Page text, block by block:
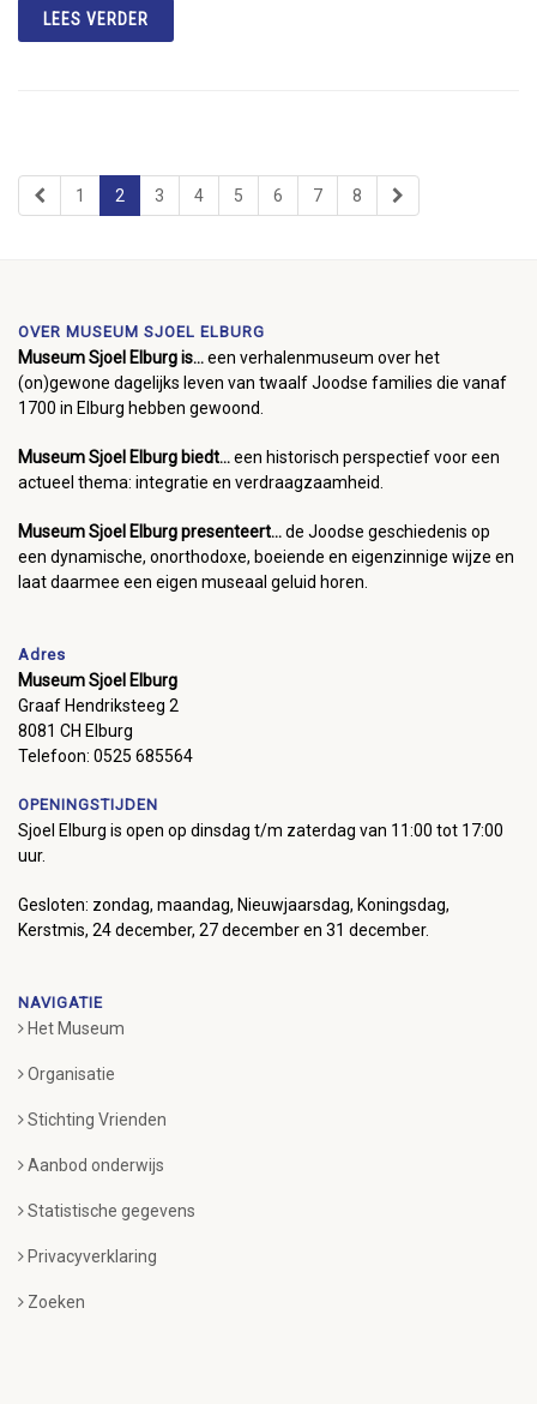
LEES VERDER
1 2 3 4 5 6 7 8
OVER MUSEUM SJOEL ELBURG
Museum Sjoel Elburg is...een verhalenmuseum over het
(on)gewone dagelijks leven van twaalf Joodse families die vanaf
1700 in Elburg hebben gewoond.
Museum Sjoel Elburg biedt...een historisch perspectief voor een
actueel thema: integratie en verdraagzaamheid.
Museum Sjoel Elburg presenteert...de Joodse geschiedenis op
een dynamische, onorthodoxe, boeiende en eigenzinnige wijze en
laat daarmee een eigen museaal geluid horen.
Adres
Museum Sjoel Elburg
Graaf Hendriksteeg 2
8081 CH Elburg
Telefoon: 0525 685564
OPENINGSTIJDEN
Sjoel Elburg is open op dinsdag t/m zaterdag van 11:00 tot 17:00
uur.
Gesloten: zondag, maandag, Nieuwjaarsdag, Koningsdag,
Kerstmis, 24 december, 27 december en 31 december.
NAVIGATIE
Het Museum
Organisatie
Stichting Vrienden
Aanbod onderwijs
Statistische gegevens
Privacyverklaring
Zoeken